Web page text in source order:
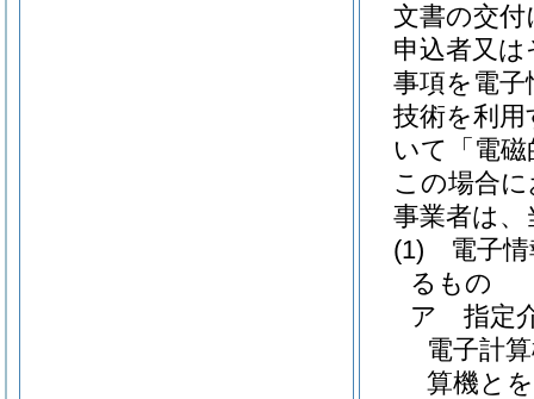
文書の交
申込者又
事項を電
技術を利
いて「電
この場合
事業者は
(1)
電子
るもの
ア
指定
電子計
算機と